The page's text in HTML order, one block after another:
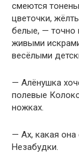
смеются
цветочки,
белые, — точно
живыми
весёлыми
— Алёнушка
полевые
ножках.
— Ах, какая
Незабудки.